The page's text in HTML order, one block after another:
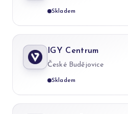
Skladem
IGY Centrum
České Budějovice
Skladem